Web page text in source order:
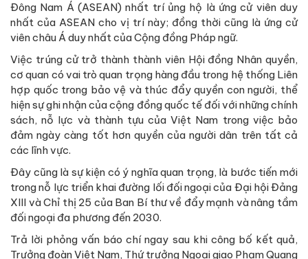
Đông Nam Á (ASEAN) nhất trí ủng hộ là ứng cử viên duy
nhất của ASEAN cho vị trí này; đồng thời cũng là ứng cử
viên châu Á duy nhất của Cộng đồng Pháp ngữ.
Việc trúng cử trở thành thành viên Hội đồng Nhân quyền,
cơ quan có vai trò quan trọng hàng đầu trong hệ thống Liên
hợp quốc trong bảo vệ và thúc đẩy quyền con người, thể
hiện sự ghi nhận của cộng đồng quốc tế đối với những chính
sách, nỗ lực và thành tựu của Việt Nam trong việc bảo
đảm ngày càng tốt hơn quyền của người dân trên tất cả
các lĩnh vực.
Đây cũng là sự kiện có ý nghĩa quan trọng, là bước tiến mới
trong nỗ lực triển khai đường lối đối ngoại của Đại hội Đảng
XIII và Chỉ thị 25 của Ban Bí thư về đẩy mạnh và nâng tầm
đối ngoại đa phương đến 2030.
Trả lời phỏng vấn báo chí ngay sau khi công bố kết quả,
Trưởng đoàn Việt Nam, Thứ trưởng Ngoại giao Phạm Quang